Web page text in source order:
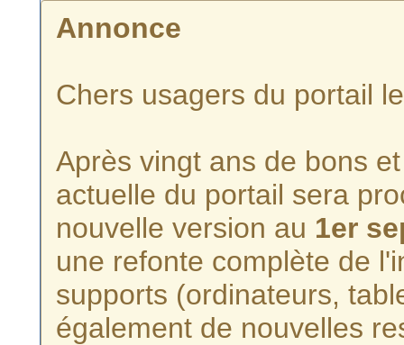
Annonce
Chers usagers du portail
Après vingt ans de bons
actuelle du portail sera
nouvelle version au 1er
une refonte complète de
supports (ordinateurs,
également de nouvelles